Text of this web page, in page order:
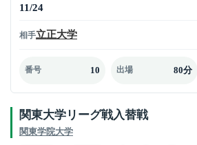
11/24
相手立正大学
番号 10 出場 80分
関東大学リーグ戦入替戦
関東学院大学